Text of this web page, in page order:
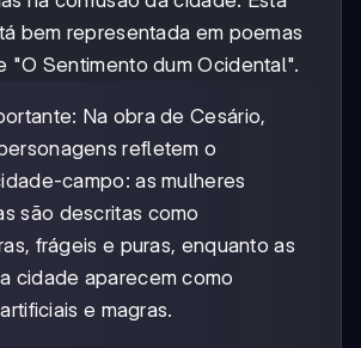
bem representada em poemas
"O Sentimento dum Ocidental".
Na obra de Cesário,
refletem o
campo: as mulheres
são descritas como
frágeis e puras, enquanto as
cidade aparecem como
e magras.